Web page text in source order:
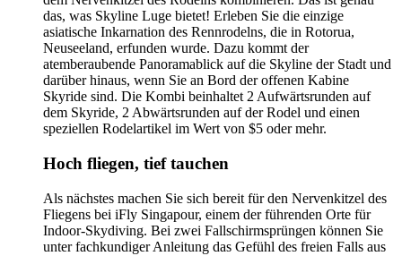
das, was Skyline Luge bietet! Erleben Sie die einzige
asiatische Inkarnation des Rennrodelns, die in Rotorua,
Neuseeland, erfunden wurde. Dazu kommt der
atemberaubende Panoramablick auf die Skyline der Stadt und
darüber hinaus, wenn Sie an Bord der offenen Kabine
Skyride sind. Die Kombi beinhaltet 2 Aufwärtsrunden auf
dem Skyride, 2 Abwärtsrunden auf der Rodel und einen
speziellen Rodelartikel im Wert von $5 oder mehr.
Hoch fliegen, tief tauchen
Als nächstes machen Sie sich bereit für den Nervenkitzel des
Fliegens bei iFly Singapour, einem der führenden Orte für
Indoor-Skydiving. Bei zwei Fallschirmsprüngen können Sie
unter fachkundiger Anleitung das Gefühl des freien Falls aus